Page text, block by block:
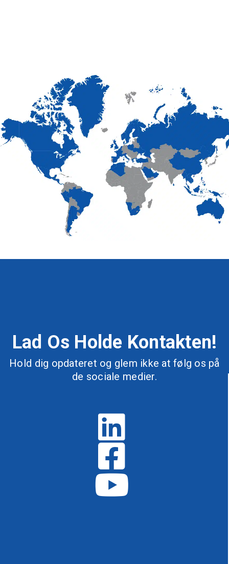
Lad Os Holde Kontakten!
Hold dig opdateret og glem ikke at følg os på
de sociale medier.